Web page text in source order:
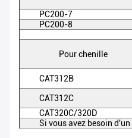
PC200-7
PC200-8
Pour chenille
CAT312B
CAT312C
CAT320C/320D
Si vous avez besoin